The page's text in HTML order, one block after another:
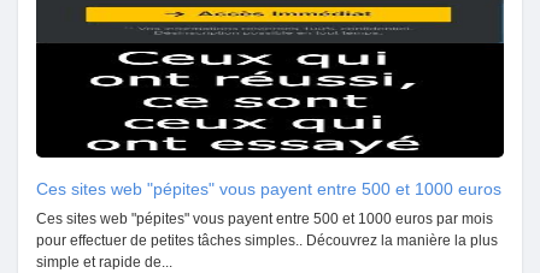
Articles populaires
Découvrir les articles
Financement
Ces sites web "pépites" vous payent entre 500 et 1000 euros
Ces sites web "pépites" vous payent entre 500 et 1000 euros par mois
pour effectuer de petites tâches simples.. Découvrez la manière la plus
simple et rapide de...